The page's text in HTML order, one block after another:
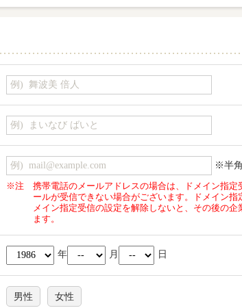
※半
※注
携帯電話のメールアドレスの場合は、ドメイン指
ールが受信できない場合がございます。ドメイン
メイン指定受信の設定を解除しないと、その後の
ます。
年 月 日
男性 女性